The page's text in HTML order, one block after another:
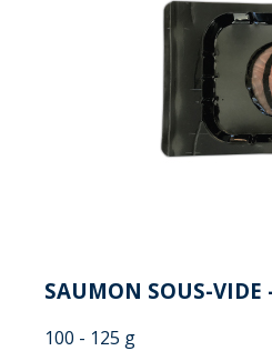
SAUMON SOUS-VIDE
100 - 125 g